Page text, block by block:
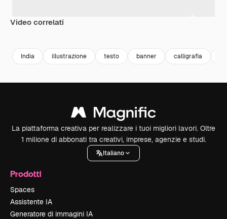
Video correlati
India illustrazione testo banner calligrafia
La piattaforma creativa per realizzare i tuoi migliori lavori. Oltre
1 milione di abbonati tra creativi, imprese, agenzie e studi.
Italiano
Prodotti
Spaces
Assistente IA
Generatore di immagini IA